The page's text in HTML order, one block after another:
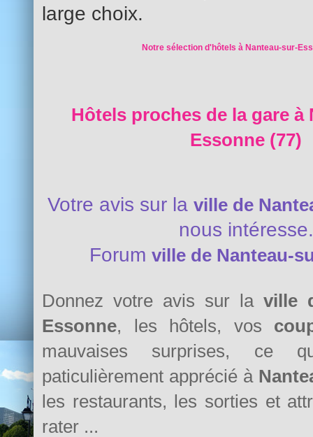
large choix.
Notre sélection d'hôtels à Nanteau-sur-
Hôtels proches de la gare à
Essonne (77)
Votre avis sur la ville de
nous intéresse.
Forum ville de Nanteau-
Donnez votre avis sur la ville
Essonne, les hôtels, vos
mauvaises surprises, ce
paticulièrement apprécié à
les restaurants, les sorties et
rater ...